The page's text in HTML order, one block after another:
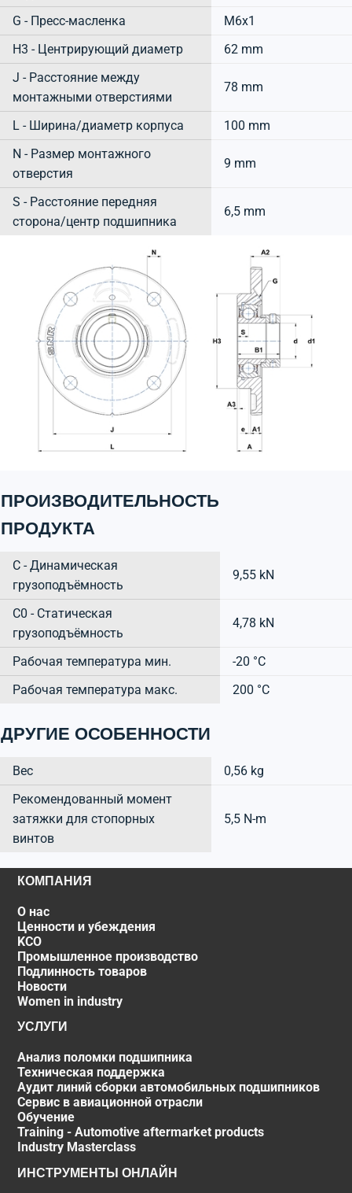
G - Пресс-масленка
M6x1
H3 - Центрирующий диаметр
62 mm
J - Расстояние между
монтажными отверстиями
78 mm
L - Ширина/диаметр корпуса
100 mm
N - Размер монтажного
отверстия
9 mm
S - Расстояние передняя
сторона/центр подшипника
6,5 mm
ПРОИЗВОДИТЕЛЬНОСТЬ
ПРОДУКТА
C - Динамическая
грузоподъёмность
9,55 kN
C0 - Статическая
грузоподъёмность
4,78 kN
Рабочая температура мин.
-20 °C
Рабочая температура макс.
200 °C
ДРУГИЕ ОСОБЕННОСТИ
Вес
0,56 kg
Рекомендованный момент
затяжки для стопорных
винтов
5,5 N-m
КОМПАНИЯ
О нас
Ценности и убеждения
KCO
Промышленное производство
Подлинность товаров
Новости
Women in industry
УСЛУГИ
Анализ поломки подшипника
Техническая поддержка
Аудит линий сборки автомобильных подшипников
Сервис в авиационной отрасли
Обучение
Training - Automotive aftermarket products
Industry Masterclass
ИНСТРУМЕНТЫ ОНЛАЙН